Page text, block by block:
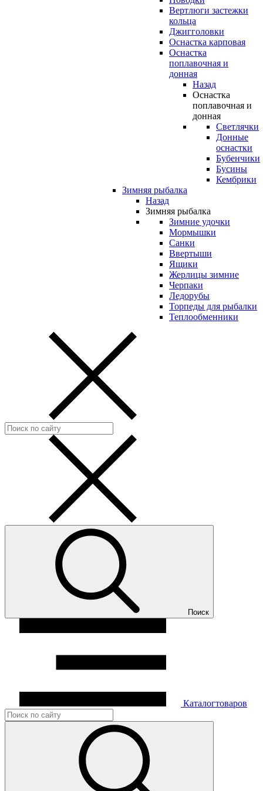
Вертлюги застежки
кольца
Джигголовки
Оснастка карповая
Оснастка
поплавочная и
донная
Назад
Оснастка
поплавочная и
донная
Светлячки
Донные
оснастки
Бубенчики
Бусины
Кембрики
Зимняя рыбалка
Назад
Зимняя рыбалка
Зимние удочки
Мормышки
Санки
Ввертыши
Ящики
Жерлицы зимние
Черпаки
Ледорубы
Торпеды для рыбалки
Теплообменники
Поиск
Каталогтоваров